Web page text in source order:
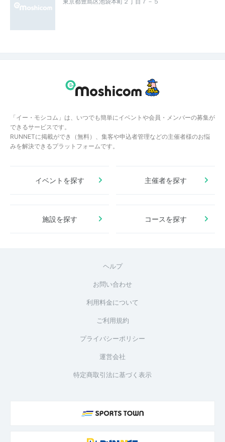
「イー・モシコム」は、いつでも簡単にイベントや会員・メンバーの募集が
できるサービスです。
RUNNETに掲載ができ（無料）、集客や申込者管理などの主催者様のお悩
みを解決できるプラットフォームです。
イベントを探す 主催者を探す
施設を探す コースを探す
ヘルプ
お問い合わせ
利用料金について
ご利用規約
プライバシーポリシー
運営会社
特定商取引法に基づく表示